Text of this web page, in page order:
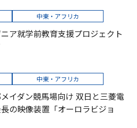
中東・アフリカ
ア就学前教育支援プロジェクト
中東・アフリカ
イダン競馬場向け 双日と三菱電
の映像装置「オーロラビジョ